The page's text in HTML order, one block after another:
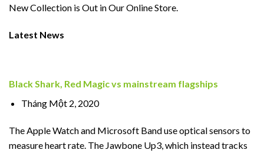
New Collection is Out in Our Online Store.
Latest News
Black Shark, Red Magic vs mainstream flagships
Tháng Một 2, 2020
The Apple Watch and Microsoft Band use optical sensors to
measure heart rate. The Jawbone Up3, which instead tracks